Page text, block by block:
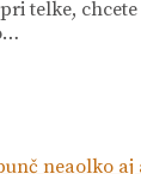
telke,